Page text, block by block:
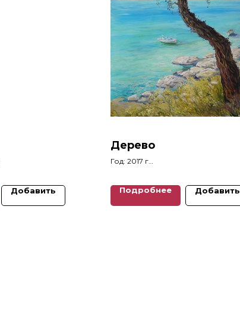
Добавить
Дерево
Год: 2017 г
Подробнее Добавить